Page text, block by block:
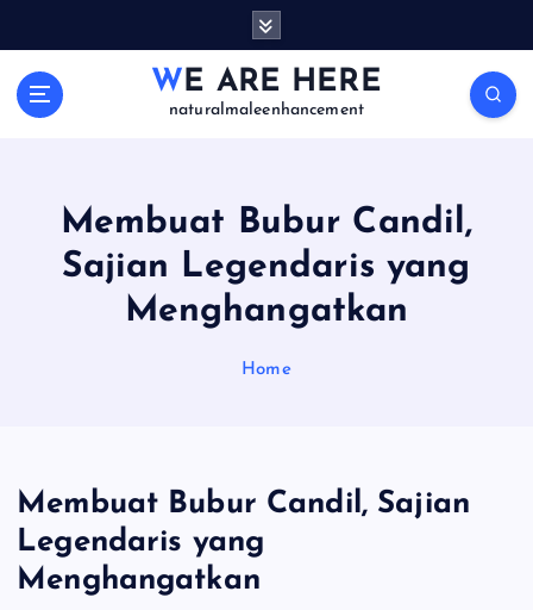
WE ARE HERE
naturalmaleenhancement
Membuat Bubur Candil,
Sajian Legendaris yang
Menghangatkan
Home
Membuat Bubur Candil, Sajian
Legendaris yang
Menghangatkan